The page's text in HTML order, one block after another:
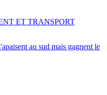
au sud mais gagnent le
ET TRANSPORT